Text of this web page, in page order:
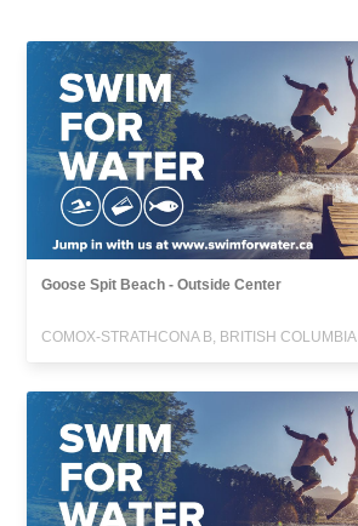
Goose Spit Beach - Outside Center
COMOX-STRATHCONA B, BRITISH COLUMBIA